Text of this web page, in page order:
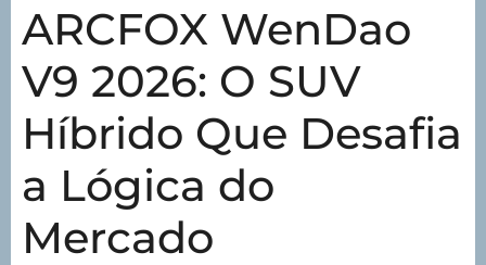
ARCFOX WenDao
V9 2026: O SUV
Híbrido Que Desafia
a Lógica do
Mercado